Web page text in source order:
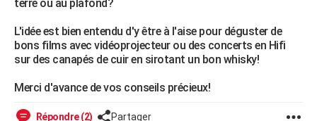
terre ou au plafond?
L'idée est bien entendu d'y être à l'aise pour déguster de
bons films avec vidéoprojecteur ou des concerts en Hifi
sur des canapés de cuir en sirotant un bon whisky!
Merci d'avance de vos conseils précieux!
Répondre (2) Partager